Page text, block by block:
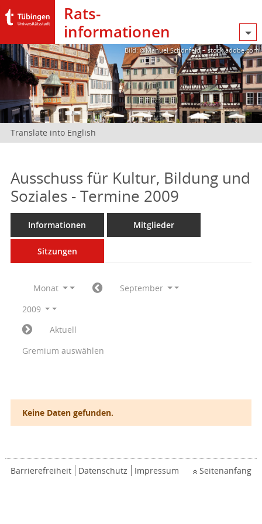
Rats­
informationen
Bild: @Manuel Schönfeld – stock.adobe.com
Translate into English
Ausschuss für Kultur, Bildung und
Soziales - Termine 2009
Informationen Mitglieder
Sitzungen
Monat
September
2009
Aktuell
Gremium auswählen
Keine Daten gefunden.
Barrierefreiheit Datenschutz Impressum Seitenanfang